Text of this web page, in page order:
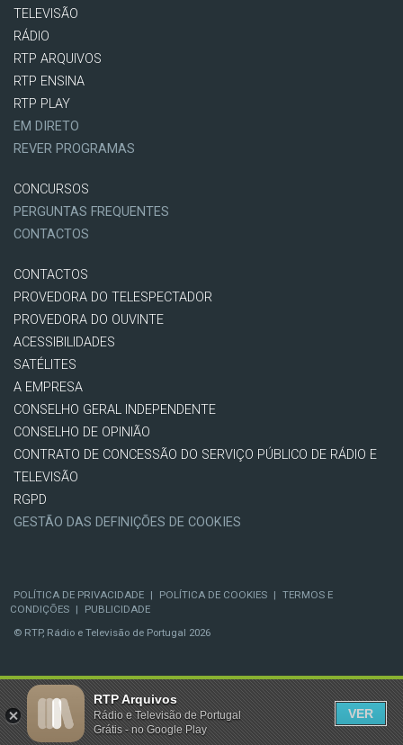
TELEVISÃO
RÁDIO
RTP ARQUIVOS
RTP ENSINA
RTP PLAY
EM DIRETO
REVER PROGRAMAS
CONCURSOS
PERGUNTAS FREQUENTES
CONTACTOS
CONTACTOS
PROVEDORA DO TELESPECTADOR
PROVEDORA DO OUVINTE
ACESSIBILIDADES
SATÉLITES
A EMPRESA
CONSELHO GERAL INDEPENDENTE
CONSELHO DE OPINIÃO
CONTRATO DE CONCESSÃO DO SERVIÇO PÚBLICO DE RÁDIO E
TELEVISÃO
RGPD
GESTÃO DAS DEFINIÇÕES DE COOKIES
POLÍTICA DE PRIVACIDADE | POLÍTICA DE COOKIES | TERMOS E
CONDIÇÕES |
PUBLICIDADE
© RTP, Rádio e Televisão de Portugal 2026
RTP Arquivos
Rádio e Televisão de Portugal
Grátis - no Google Play
VER